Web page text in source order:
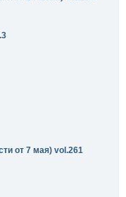
от 7 мая) vol.261